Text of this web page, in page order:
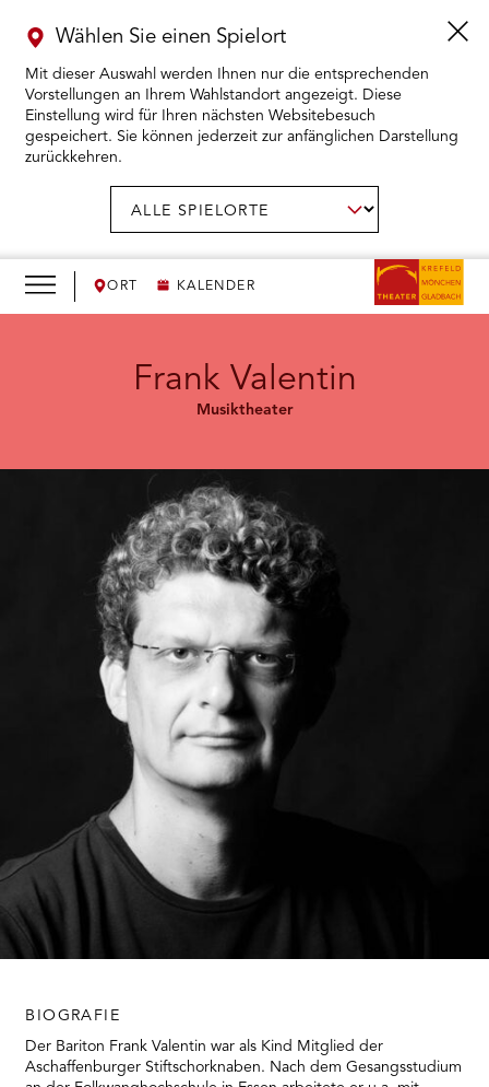
ORT KALENDER
Wählen Sie einen Spielort
Mit dieser Auswahl werden Ihnen nur die entsprechenden
Vorstellungen an Ihrem Wahlstandort angezeigt. Diese
Einstellung wird für Ihren nächsten Websitebesuch
gespeichert. Sie können jederzeit zur anfänglichen Darstellung
zurückkehren.
KARTENKAUF ÖFFNEN
WIR ÖFFNEN
DAS THEATER ÖFFNEN
BESUCH ÖFFNEN
Frank Valentin
Musiktheater
BIOGRAFIE
Der Bariton Frank Valentin war als Kind Mitglied der
Aschaffenburger Stiftschorknaben. Nach dem Gesangsstudium